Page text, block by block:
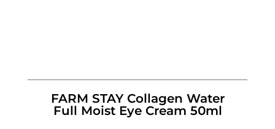
FARM STAY Collagen Water
Full Moist Eye Cream 50ml